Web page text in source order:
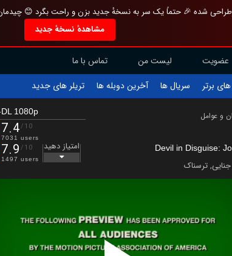
شده 🎉 حتماً یک سر به نسخهٔ جدید بزن و راحت بگرد 😊
مشاهدهٔ نسخهٔ جدید
عضویت لیست من
تماس با ما
برتر سریال ها آخرین دوبله ها تریلر های جدید
و عوامل
Devil in Disguise:
جنایی,ترسناک
1080p
7.4/10
7031 users
7.9 /10
1497 users
امتیاز دهید